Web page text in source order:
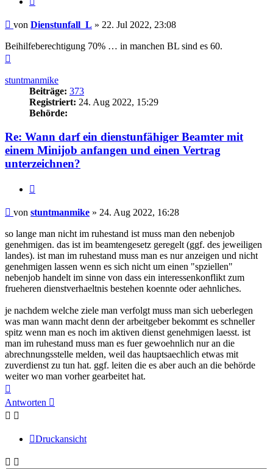
Beitrag
von Dienstunfall_L » 22. Jul 2022, 23:08
Beihilfeberechtigung 70% … in manchen BL sind es 60.
stuntmanmike
Beiträge: 373
Registriert: 24. Aug 2022, 15:29
Behörde:
Re: Wann darf ein dienstunfähiger Beamter mit
einem Minijob anfangen und einen Vertrag
unterzeichnen?
Beitrag
von stuntmanmike » 24. Aug 2022, 16:28
so lange man nicht im ruhestand ist muss man den nebenjob
genehmigen. das ist im beamtengesetz geregelt (ggf. des jeweiligen
landes). ist man im ruhestand muss man es nur anzeigen und nicht
genehmigen lassen wenn es sich nicht um einen "spziellen"
nebenjob handelt im sinne von dass ein interessenkonflikt zum
frueheren dienstverhaeltnis bestehen koennte oder aehnliches.
je nachdem welche ziele man verfolgt muss man sich ueberlegen
was man wann macht denn der arbeitgeber bekommt es schneller
spitz wenn man es noch im aktiven dienst genehmigen laesst. ist
man im ruhestand muss man es fuer gewoehnlich nur an die
abrechnungsstelle melden, weil das hauptsaechlich etwas mit
zuverdienst zu tun hat. ggf. leiten die es aber auch an die behörde
weiter wo man vorher gearbeitet hat.
oben
Antworten
Druckansicht